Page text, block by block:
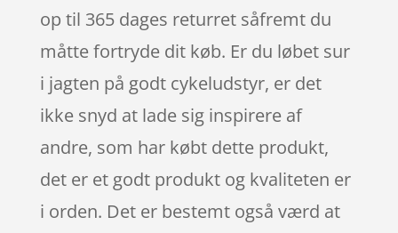
op til 365 dages returret såfremt du
måtte fortryde dit køb. Er du løbet sur
i jagten på godt cykeludstyr, er det
ikke snyd at lade sig inspirere af
andre, som har købt dette produkt,
det er et godt produkt og kvaliteten er
i orden. Det er bestemt også værd at